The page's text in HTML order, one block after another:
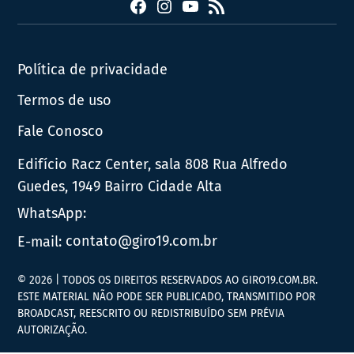
FacebookInstagram
YouTube
RSS
Política de privacidade
Termos de uso
Fale Conosco
Edifício Racz Center, sala 808 Rua Alfredo
Guedes, 1949 Bairro Cidade Alta
WhatsApp:
E-mail: contato@giro19.com.br
© 2026 | TODOS OS DIREITOS RESERVADOS AO GIRO19.COM.BR.
ESTE MATERIAL NÃO PODE SER PUBLICADO, TRANSMITIDO POR
BROADCAST, REESCRITO OU REDISTRIBUÍDO SEM PRÉVIA
AUTORIZAÇÃO.